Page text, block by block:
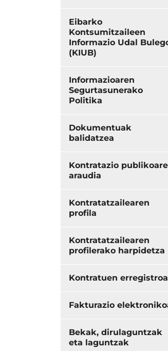
Eibarko
Kontsumitzaileen
Informazio Udal
(KIUB)
Informazioaren
Segurtasunerako
Politika
Dokumentuak
balidatzea
Kontratazio
araudia
Kontratatzailearen
profila
Kontratatzailearen
profilerako harpidetza
Kontratuen erregistroa
Fakturazio
Bekak, dirulaguntzak
eta laguntzak